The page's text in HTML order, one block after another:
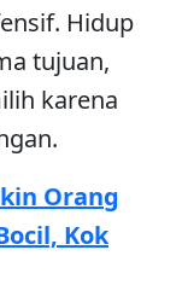
Hidup
tujuan,
karena
Orang
Kok